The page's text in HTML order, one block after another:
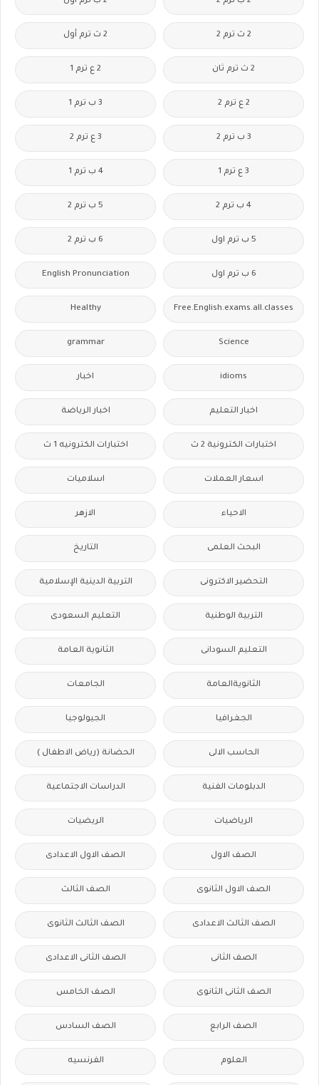
2 ث ترم 2 2 ث ترم أول
2 ث ترم ثان 2 ع ترم 1
2 ع ترم 2 3 ب ترم 1
3 ب ترم 2 3 ع ترم 2
3 ع ترم 1 4 ب ترم 1
4 ب ترم 2 5 ب ترم 2
5 ب ترم اول 6 ب ترم 2
6 ب ترم اول English Pronunciation
Free.English.exams.all.classes
Healthy
Science
grammar
idioms اخبار
اخبار التعليم اخبار الرياضة
اختبارات الكترونية 2 ث اختبارات الكترونيه 1 ث
اسعار العملات اسلاميات
الاحياء الازهر
البحث العلمى التاريخ
التحضير الاكترونى التربية الدينية الإسلامية
التربية الوطنية التعليم السعودى
التعليم السودانى الثانوية العامة
الثانويةالعامة الجامعات
الجغرافيا الجيولوجيا
الحاسب الالى الحضانة (رياض الاطفال )
الدبلومات الفنية الدراسات الاجتماعية
الرياضيات الريضيات
الصف الاول الصف الاول الاعدادى
الصف الاول الثانوى الصف الثالث
الصف الثالث الاعدادى الصف الثالث الثانوى
الصف الثانى الصف الثانى الاعدادى
الصف الثانى الثانوى الصف الخامس
الصف الرابع الصف السادس
العلوم الفرنسيه